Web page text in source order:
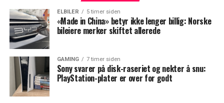
ELBILER 5 timer siden
«Made in China» betyr ikke lenger billig: Norske
bileiere merker skiftet allerede
GAMING 7 timer siden
Sony svarer på disk-raseriet og nekter å snu:
PlayStation-plater er over for godt